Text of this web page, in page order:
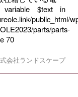
variable $text in
public_html/
parts/parts-
70
会社ランドスケープ